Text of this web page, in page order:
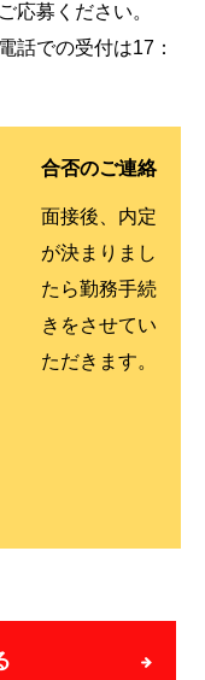
応募ください。
話での受付は17：
合否のご連絡
面接後、内定
が決まりまし
たら勤務手続
きをさせてい
ただきます。